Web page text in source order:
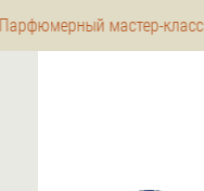
мастер-класс